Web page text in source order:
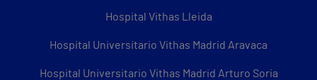
Hospital Vithas Lleida
Hospital Universitario Vithas Madrid Aravaca
Hospital Universitario Vithas Madrid Arturo Soria